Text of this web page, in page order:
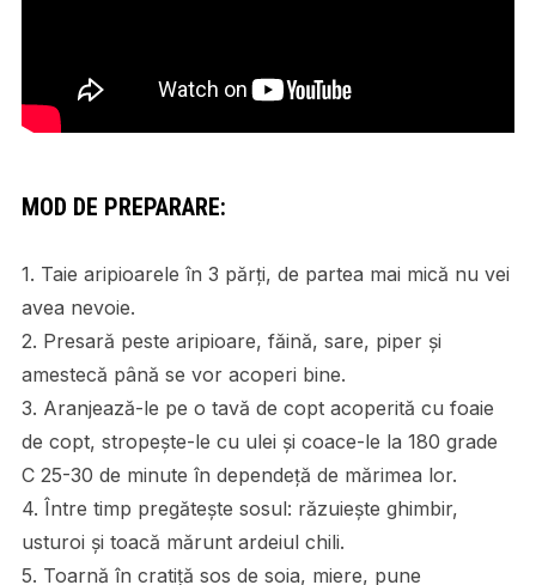
MOD DE PREPARARE:
1. Taie aripioarele în 3 părți, de partea mai mică nu vei
avea nevoie.
2. Presară peste aripioare, făină, sare, piper și
amestecă până se vor acoperi bine.
3. Aranjează-le pe o tavă de copt acoperită cu foaie
de copt, stropește-le cu ulei și coace-le la 180 grade
C 25-30 de minute în dependeță de mărimea lor.
4. Între timp pregătește sosul: răzuiește ghimbir,
usturoi și toacă mărunt ardeiul chili.
5. Toarnă în cratiță sos de soia, miere, pune